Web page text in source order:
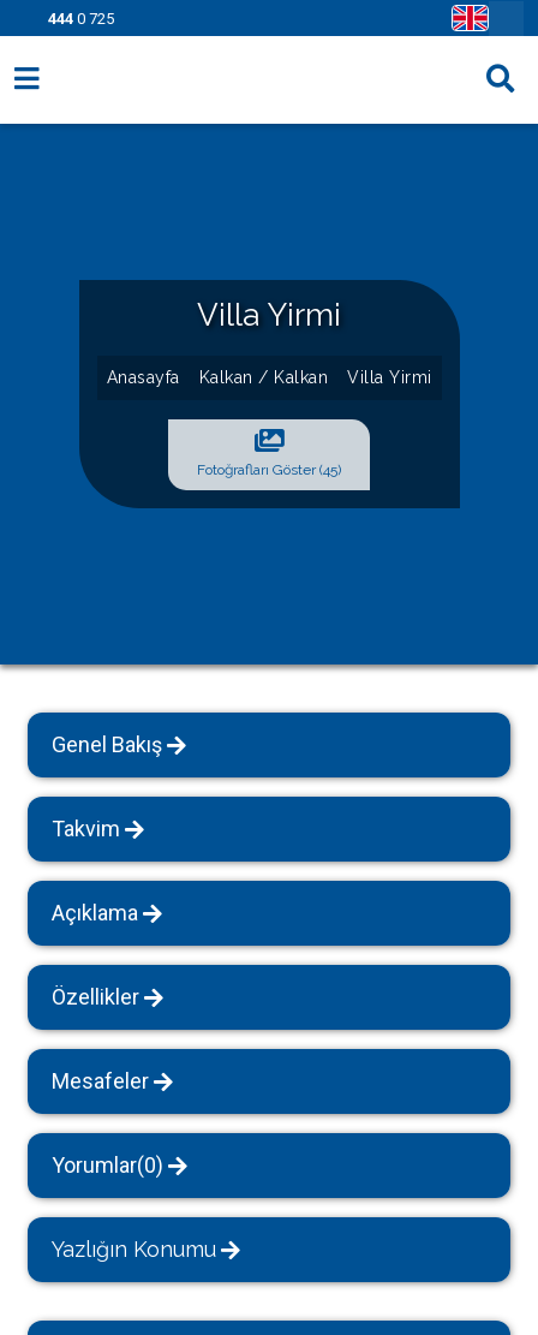
444 0 725
Villa Yirmi
Anasayfa Kalkan / Kalkan Villa Yirmi
Fotoğrafları Göster (45)
Genel Bakış
Takvim
Açıklama
Özellikler
Mesafeler
Yorumlar(0)
Yazlığın Konumu